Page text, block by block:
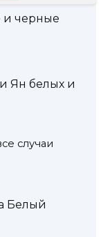
и черные
Ян белых и
случаи
Белый